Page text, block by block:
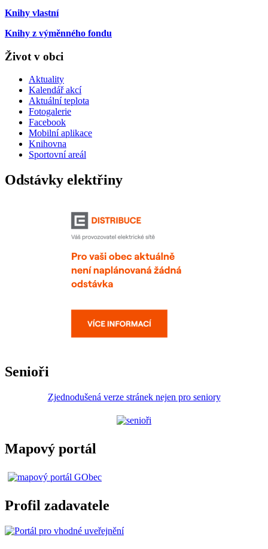
Knihy vlastní
Knihy z výměnného fondu
Život v obci
Aktuality
Kalendář akcí
Aktuální teplota
Fotogalerie
Facebook
Mobilní aplikace
Knihovna
Sportovní areál
Odstávky elektřiny
Senioři
Zjednodušená verze stránek nejen pro seniory
Mapový portál
Profil zadavatele